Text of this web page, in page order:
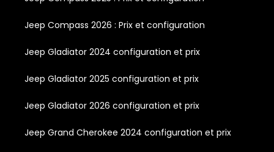
Jeep Compass 2026 : Prix et configuration
Jeep Gladiator 2024 configuration et prix
Jeep Gladiator 2025 configuration et prix
Jeep Gladiator 2026 configuration et prix
Jeep Grand Cherokee 2024 configuration et prix